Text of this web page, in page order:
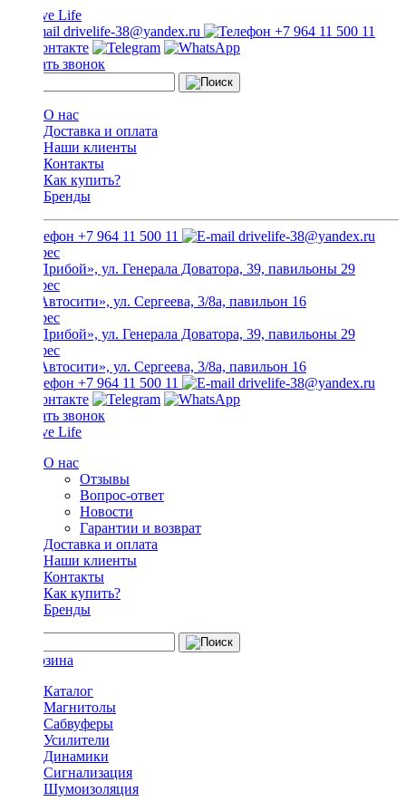
drivelife-38@yandex.ru +7 964 11 500 11
Заказать звонок
О нас
Доставка и оплата
Наши клиенты
Контакты
Как купить?
Бренды
+7 964 11 500 11 drivelife-38@yandex.ru
ТЦ «Прибой», ул. Генерала Доватора, 39, павильоны 29
ТЦ «Автосити», ул. Сергеева, 3/8а, павильон 16
ТЦ «Прибой», ул. Генерала Доватора, 39, павильоны 29
ТЦ «Автосити», ул. Сергеева, 3/8а, павильон 16
+7 964 11 500 11
drivelife-38@yandex.ru
Заказать звонок
О нас
Отзывы
Вопрос-ответ
Новости
Гарантии и возврат
Доставка и оплата
Наши клиенты
Контакты
Как купить?
Бренды
Каталог
Магнитолы
Сабвуферы
Усилители
Динамики
Сигнализация
Шумоизоляция